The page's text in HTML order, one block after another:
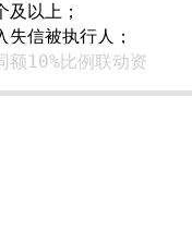
及以上；
失信被执行人；
额10%比例联动资